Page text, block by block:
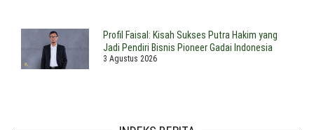
Profil Faisal: Kisah Sukses Putra Hakim yang
Jadi Pendiri Bisnis Pioneer Gadai Indonesia
3 Agustus 2026